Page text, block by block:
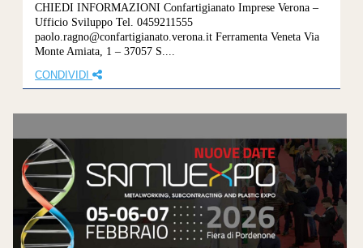
CHIEDI INFORMAZIONI Confartigianato Imprese Verona –
Ufficio Sviluppo Tel. 0459211555
paolo.ragno@confartigianato.verona.it Ferramenta Veneta Via
Monte Amiata, 1 – 37057 S....
CONDIVIDI